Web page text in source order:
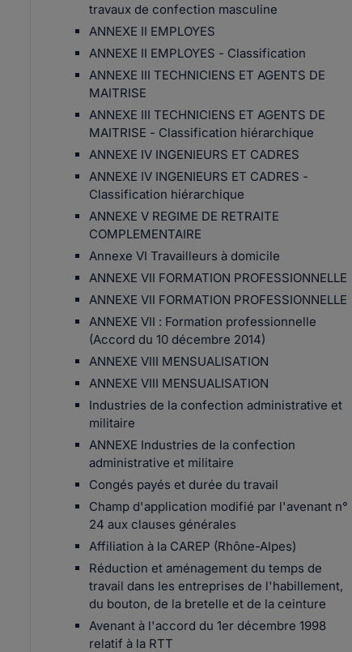
travaux de confection masculine
ANNEXE II EMPLOYES
ANNEXE II EMPLOYES - Classification
ANNEXE III TECHNICIENS ET AGENTS DE
MAITRISE
ANNEXE III TECHNICIENS ET AGENTS DE
MAITRISE - Classification hiérarchique
ANNEXE IV INGENIEURS ET CADRES
ANNEXE IV INGENIEURS ET CADRES -
Classification hiérarchique
ANNEXE V REGIME DE RETRAITE
COMPLEMENTAIRE
Annexe VI Travailleurs à domicile
ANNEXE VII FORMATION PROFESSIONNELLE
ANNEXE VII FORMATION PROFESSIONNELLE
ANNEXE VII : Formation professionnelle
(Accord du 10 décembre 2014)
ANNEXE VIII MENSUALISATION
ANNEXE VIII MENSUALISATION
Industries de la confection administrative et
militaire
ANNEXE Industries de la confection
administrative et militaire
Congés payés et durée du travail
Champ d'application modifié par l'avenant n°
24 aux clauses générales
Affiliation à la CAREP (Rhône-Alpes)
Réduction et aménagement du temps de
travail dans les entreprises de l'habillement,
du bouton, de la bretelle et de la ceinture
Avenant à l'accord du 1er décembre 1998
relatif à la RTT